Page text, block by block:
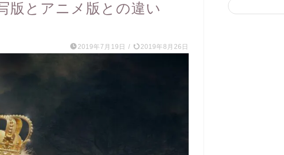
版とアニメ版との違い
2019年7月19日 / 2019年8月26日